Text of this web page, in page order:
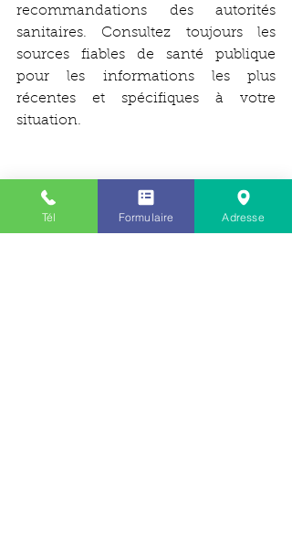
recommandations des autorités
sanitaires. Consultez toujours les
sources fiables de santé publique
pour les informations les plus
récentes et spécifiques à votre
situation.
Nous profitons de ce message pour
vous souhaiter de bonnes fêtes de fin
d’année à vous et vos proches 🎅🏻🎄
Tél Formulaire Adresse